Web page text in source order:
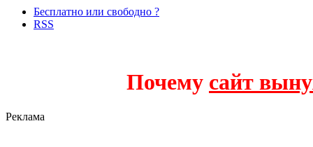
Бесплатно или свободно ?
RSS
Почему сайт
Реклама